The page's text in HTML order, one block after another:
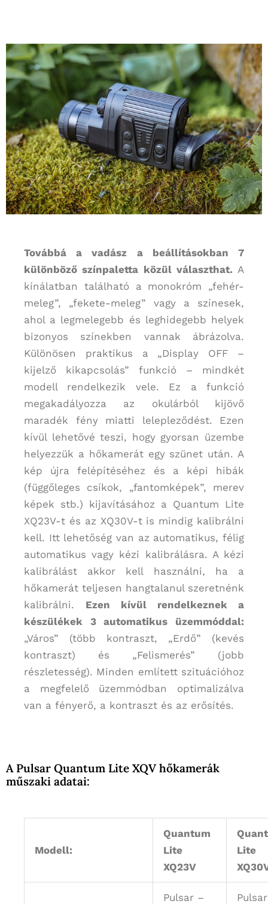
Továbbá a vadász a beállításokban 7
különböző színpaletta közül választhat. A
kínálatban található a monokróm „fehér-
meleg”, „fekete-meleg” vagy a színesek,
ahol a legmelegebb és leghidegebb helyek
bizonyos színekben vannak ábrázolva.
Különösen praktikus a „Display OFF –
kijelző kikapcsolás” funkció – mindkét
modell rendelkezik vele. Ez a funkció
megakadályozza az okulárból kijövő
maradék fény miatti lelepleződést. Ezen
kívül lehetővé teszi, hogy gyorsan üzembe
helyezzük a hőkamerát egy szünet után. A
kép újra felépítéséhez és a képi hibák
(függőleges csíkok, „fantomképek”, merev
képek stb.) kijavításához a Quantum Lite
XQ23V-t és az XQ30V-t is mindig kalibrálni
kell. Itt lehetőség van az automatikus, félig
automatikus vagy kézi kalibrálásra. A kézi
kalibrálást akkor kell használni, ha a
hőkamerát teljesen hangtalanul szeretnénk
kalibrálni. Ezen kívül rendelkeznek a
készülékek 3 automatikus üzemmóddal:
„Város” (több kontraszt, „Erdő” (kevés
kontraszt) és „Felismerés” (jobb
részletesség). Minden említett szituációhoz
a megfelelő üzemmódban optimalizálva
van a fényerő, a kontraszt és az erősítés.
A Pulsar Quantum Lite XQV hőkamerák
műszaki adatai:
Modell:
Quantum
Lite
XQ23V
Lite
Pulsar –